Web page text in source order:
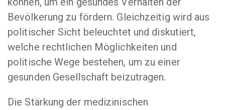
Bevölkerung zu fördern. Gleichzeitig wird aus
politischer Sicht beleuchtet und diskutiert,
welche rechtlichen Möglichkeiten und
politische Wege bestehen, um zu einer
gesunden Gesellschaft beizutragen.
Die Stärkung der medizinischen